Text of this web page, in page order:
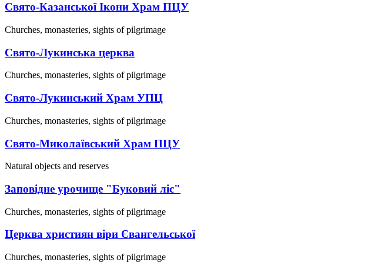
Свято-Казанської Ікони Храм ПЦУ
Churches, monasteries, sights of pilgrimage
Свято-Лукинська церква
Churches, monasteries, sights of pilgrimage
Свято-Лукинський Храм УПЦ
Churches, monasteries, sights of pilgrimage
Свято-Миколаївський Храм ПЦУ
Natural objects and reserves
Заповідне урочище "Буковий ліс"
Churches, monasteries, sights of pilgrimage
Церква християн віри Євангельської
Churches, monasteries, sights of pilgrimage